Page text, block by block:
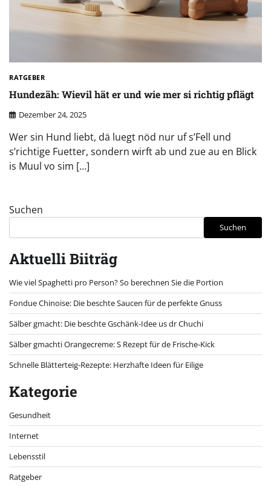
RATGEBER
Hundezäh: Wievil hät er und wie mer si richtig pflägt
Dezember 24, 2025
Wer sin Hund liebt, dä luegt nöd nur uf s’Fell und
s’richtige Fuetter, sondern wirft ab und zue au en Blick
is Muul vo sim […]
Suchen
Suchen
Aktuelli Biiträg
Wie viel Spaghetti pro Person? So berechnen Sie die Portion
Fondue Chinoise: Die beschte Saucen für de perfekte Gnuss
Sälber gmacht: Die beschte Gschänk-Idee us dr Chuchi
Sälber gmachti Orangecreme: S Rezept für de Frische-Kick
Schnelle Blätterteig-Rezepte: Herzhafte Ideen für Eilige
Kategorie
Gesundheit
Internet
Lebensstil
Ratgeber